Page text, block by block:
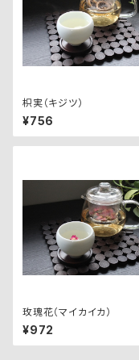
枳実（キジツ）
¥756
玫瑰花（マイカイカ）
¥972